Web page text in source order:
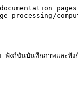
งก์ชันบันทึกภาพและฟั